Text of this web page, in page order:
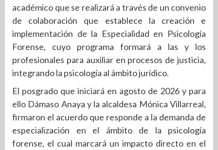
académico que se realizará a través de un convenio
de colaboración que establece la creación e
implementación de la Especialidad en Psicología
Forense, cuyo programa formará a las y los
profesionales para auxiliar en procesos de justicia,
integrando la psicología al ámbito jurídico.
El posgrado que iniciará en agosto de 2026 y para
ello Dámaso Anaya y la alcaldesa Mónica Villarreal,
firmaron el acuerdo que responde a la demanda de
especialización en el ámbito de la psicología
forense, el cual marcará un impacto directo en el